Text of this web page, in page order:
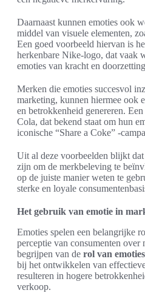
Daarnaast kunnen emoties ook
middel van visuele elementen,
Een goed voorbeeld hiervan is
herkenbare Nike-logo, dat vaak
emoties van kracht en
Merken die emoties succesvol
marketing, kunnen hiermee ook
en betrokkenheid genereren.
Cola, dat bekend staat om hun
iconische “Share a Coke” -
Uit al deze voorbeelden blijkt
zijn om de merkbeleving te
op de juiste manier weten te
sterke en loyale
Het gebruik van emotie in
Emoties spelen een belangrijke
perceptie van consumenten over
begrijpen van de rol van
bij het ontwikkelen van
resulteren in hogere
verkoop.